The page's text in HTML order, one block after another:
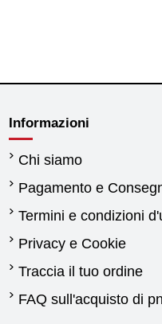
Informazioni
Chi siamo
Pagamento e
Termini e condizioni
Privacy e Cookie
Traccia il tuo ordine
FAQ sull'acquisto di